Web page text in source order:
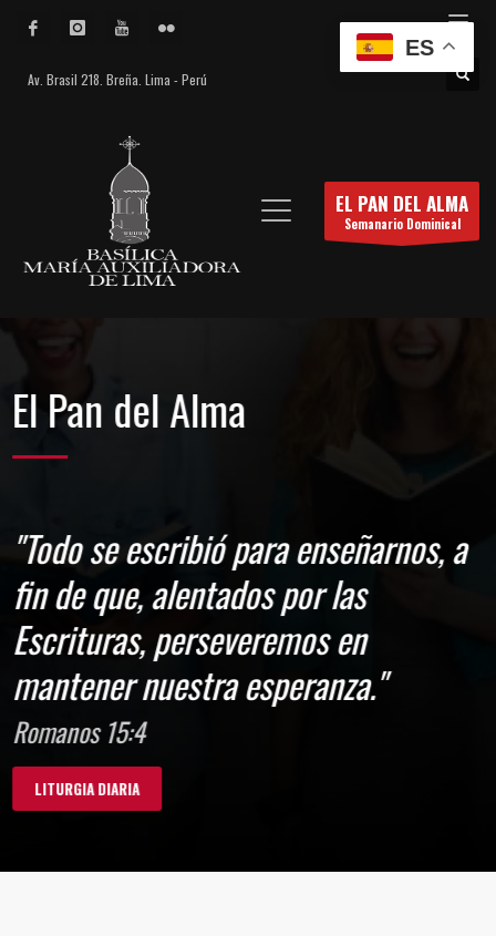
Av. Brasil 218. Breña. Lima - Perú
EL PAN DEL ALMA
Semanario Dominical
El Pan del Alma
"Todo se escribió para enseñarnos, a
fin de que, alentados por las
Escrituras, perseveremos en
mantener nuestra esperanza."
Romanos 15:4
LITURGIA DIARIA
ES